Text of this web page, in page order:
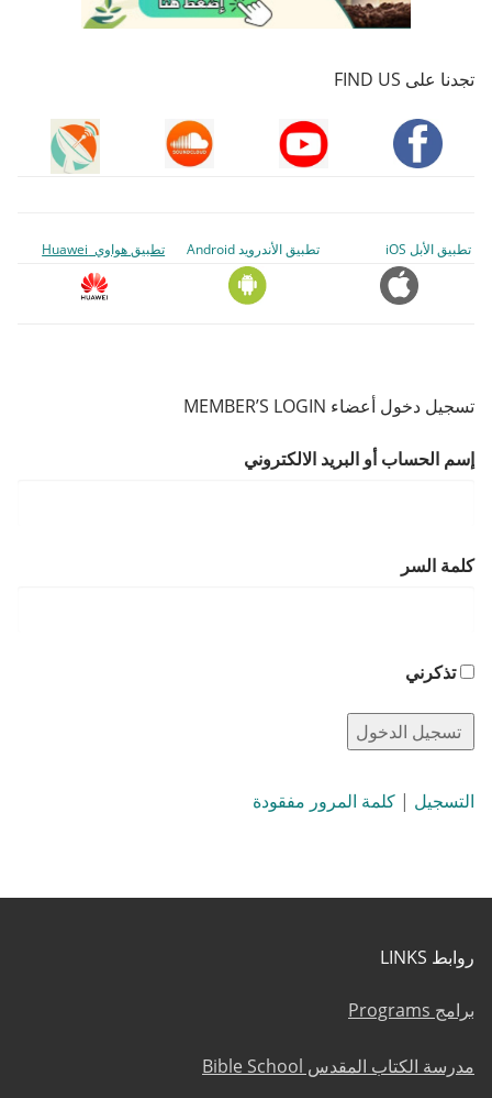
تجدنا على FIND US
تطبيق الأبل iOS تطبيق الأندرويد Android تطبيق هواوي Huawei
تسجيل دخول أعضاء MEMBER’S LOGIN
إسم الحساب أو البريد الالكتروني
كلمة السر
تذكرني
التسجيل | كلمة المرور مفقودة
روابط LINKS
برامج Programs
مدرسة الكتاب المقدس Bible School